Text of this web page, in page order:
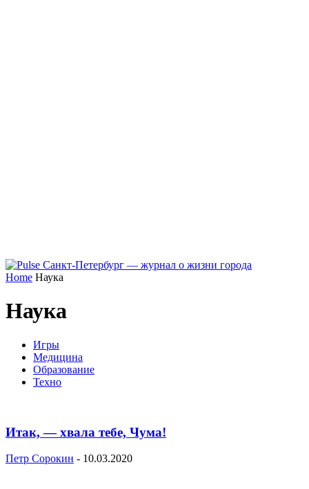
Home Наука
Наука
Игры
Медицина
Образование
Техно
Итак, — хвала тебе, Чума!
Петр Сорокин - 10.03.2020